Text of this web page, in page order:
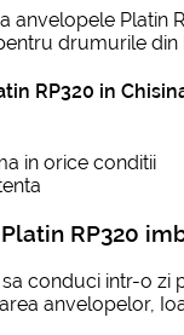
anvelopele Platin
drumurile din
RP320 in
in orice conditii
RP320
conduci intr-o zi
anvelopelor,